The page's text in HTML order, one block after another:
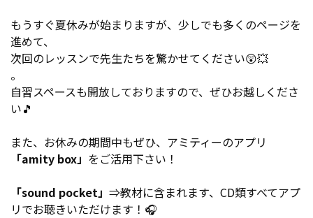
もうすぐ夏休みが始まりますが、少しでも多くのページを
進めて、
次回のレッスンで先生たちを驚かせてください😲💥
。
自習スペースも開放しておりますので、ぜひお越しくださ
い🎵
また、お休みの期間中もぜひ、アミティーのアプリ
「amity box」 をご活用下さい！
「sound pocket」 ⇒教材に含まれます、CD類すべてアプ
リでお聴きいただけます！🎧